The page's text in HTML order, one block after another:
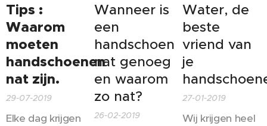
Tips :
Waarom
moeten
handschoenen
nat zijn.
29-07-2019
Elke dag krijgen
Wanneer is
een
handschoen
nat genoeg
en waarom
zo nat?
26-02-2019
Water, de
beste
vriend van
je
27-01-2019
Wij krijgen heel